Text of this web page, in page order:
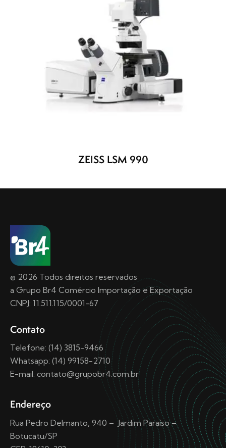
ZEISS LSM 990
© 2026 Todos direitos reservados
a Grupo Br4 Comércio Importação e Exportação
CNPJ: 11.511.115/0001-67
Contato
Telefone: (14) 3815-9466
Whatsapp: (14) 99158-2710
E-mail: contato@grupobr4.com.br
Endereço
Rua Pedro Delmanto, 940 – Jardim Paraíso –
Botucatu/SP